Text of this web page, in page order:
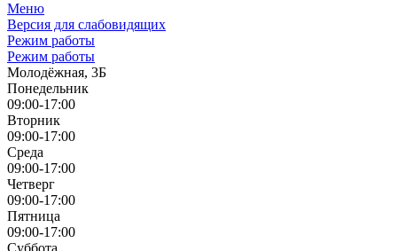
Меню
Версия для слабовидящих
Режим работы
Режим работы
Молодёжная, 3Б
Понедельник
09:00-17:00
Вторник
09:00-17:00
Среда
09:00-17:00
Четверг
09:00-17:00
Пятница
09:00-17:00
Суббота